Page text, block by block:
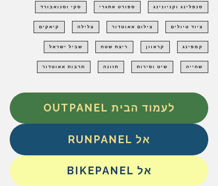
סנפלינג וקניונינג ספורט אתגרי סקי וסנואבורד
ציוד טיולים צילום אאוטדור צלילה קיאקים
קמפינג קראוון ריצת שטח שביל ישראל
שחייה שיט וסירות תזונה תרבות אאוטדור
לעמוד הבית OUTPANEL
אל RUNPANEL
אל BIKEPANEL